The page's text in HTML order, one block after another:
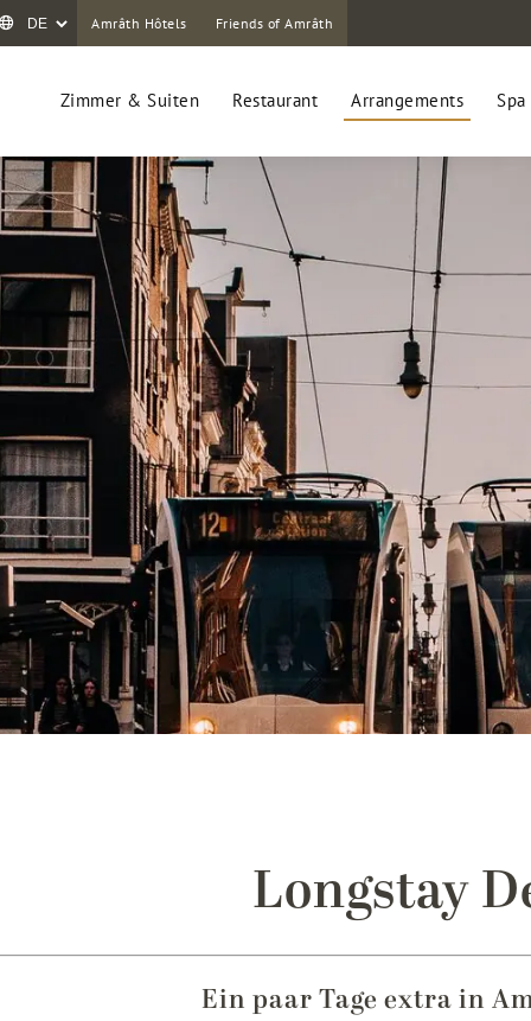
Amrâth Hôtels Friends of Amrâth
Zimmer & Suiten Restaurant Arrangements
Longstay
Ein paar Tage extra in